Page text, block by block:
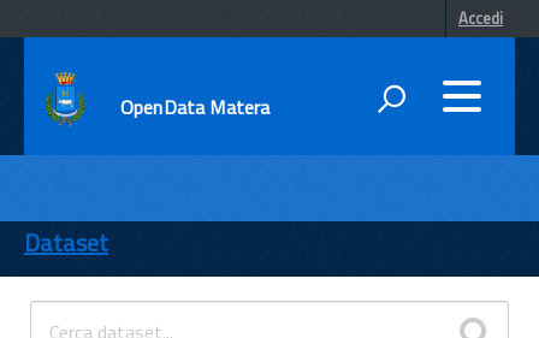
Accedi
OpenData Matera
ENTI
TEMI
INFORMAZIONI
Dataset